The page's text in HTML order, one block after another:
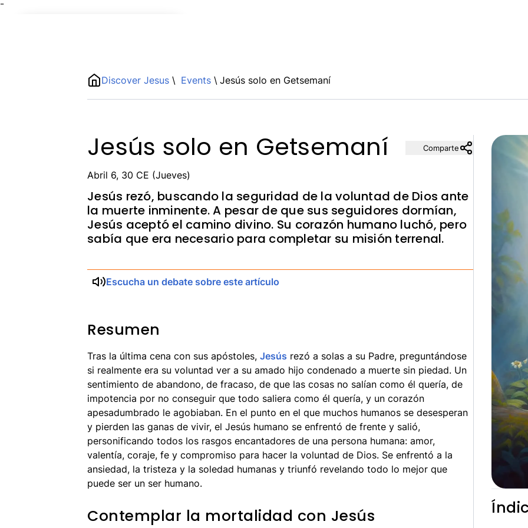
¯
Discover Jesus \ Events \ Jesús solo en Getsemaní
Jesús solo en Getsemaní
Abril 6, 30 CE (Jueves)
Jesús rezó, buscando la seguridad de la voluntad de Dios ante
la muerte inminente. A pesar de que sus seguidores dormían,
Jesús aceptó el camino divino. Su corazón humano luchó, pero
sabía que era necesario para completar su misión terrenal.
Comparte
Escucha un debate sobre este artículo
Resumen
Tras la última cena con sus apóstoles, Jesús rezó a solas a su Padre, preguntándose
si realmente era su voluntad ver a su amado hijo condenado a muerte sin piedad. Un
sentimiento de abandono, de fracaso, de que las cosas no salían como él quería, de
impotencia por no conseguir que todo saliera como él quería, y un corazón
apesadumbrado le agobiaban. En el punto en el que muchos humanos se desesperan
y pierden las ganas de vivir, el Jesús humano se enfrentó de frente y salió,
personificando todos los rasgos encantadores de una persona humana: amor,
valentía, coraje, fe y compromiso para hacer la voluntad de Dios. Se enfrentó a la
ansiedad, la tristeza y la soledad humanas y triunfó revelando todo lo mejor que
puede ser un ser humano.
Contemplar la mortalidad con Jesús